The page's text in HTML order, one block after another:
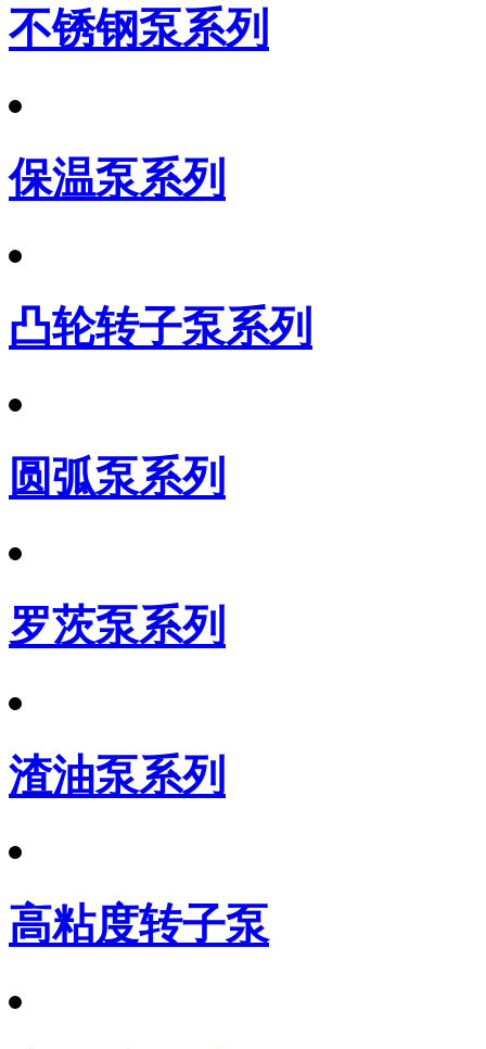
不锈钢泵系列
保温泵系列
凸轮转子泵系列
圆弧泵系列
罗茨泵系列
渣油泵系列
高粘度转子泵